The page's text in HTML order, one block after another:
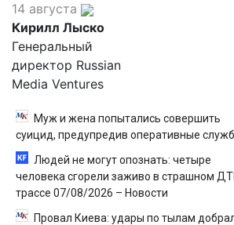
14 августа
Кирилл Лыско
Генеральный
директор Russian
Media Ventures
Муж и жена попытались совершить
суицид, предупредив оперативные
Людей не могут опознать: четыре
человека сгорели заживо в страшном
трассе 07/08/2026 – Новости
Провал Киева: удары по тылам